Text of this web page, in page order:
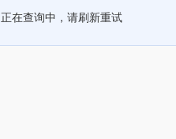
正在查询中，请刷新重试